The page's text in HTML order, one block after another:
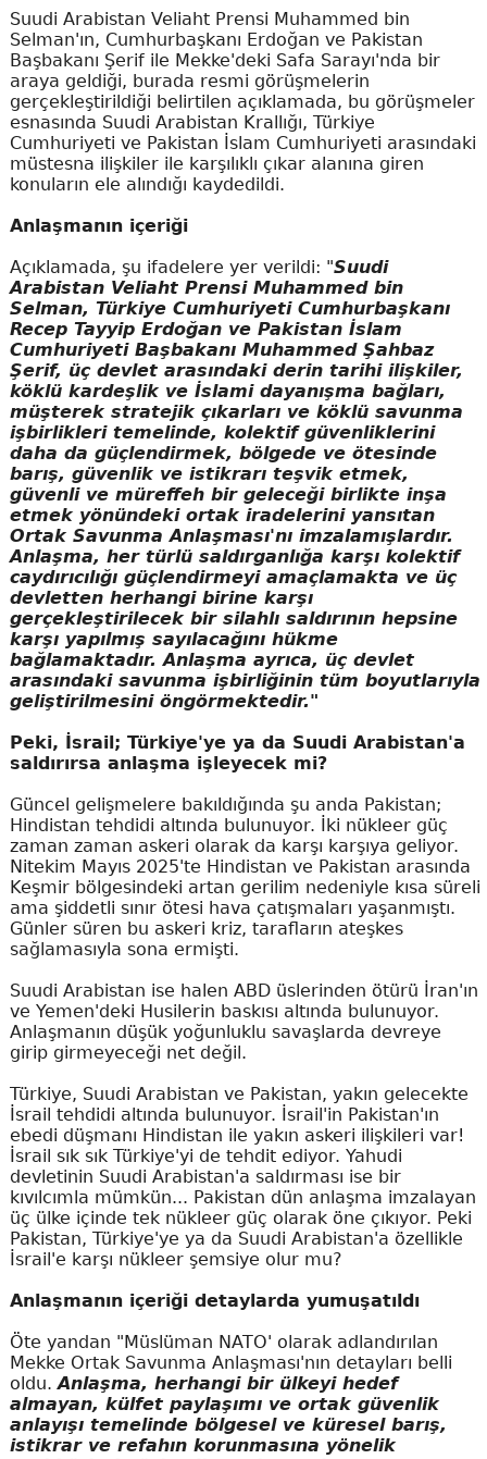
Suudi Arabistan Veliaht Prensi Muhammed bin
Selman'ın, Cumhurbaşkanı Erdoğan ve Pakistan
Başbakanı Şerif ile Mekke'deki Safa Sarayı'nda bir
araya geldiği, burada resmi görüşmelerin
gerçekleştirildiği belirtilen açıklamada, bu görüşmeler
esnasında Suudi Arabistan Krallığı, Türkiye
Cumhuriyeti ve Pakistan İslam Cumhuriyeti arasındaki
müstesna ilişkiler ile karşılıklı çıkar alanına giren
konuların ele alındığı kaydedildi.
Anlaşmanın içeriği
Açıklamada, şu ifadelere yer verildi: "Suudi
Arabistan Veliaht Prensi Muhammed bin
Selman, Türkiye Cumhuriyeti Cumhurbaşkanı
Recep Tayyip Erdoğan ve Pakistan İslam
Cumhuriyeti Başbakanı Muhammed Şahbaz
Şerif, üç devlet arasındaki derin tarihi ilişkiler,
köklü kardeşlik ve İslami dayanışma bağları,
müşterek stratejik çıkarları ve köklü savunma
işbirlikleri temelinde, kolektif güvenliklerini
daha da güçlendirmek, bölgede ve ötesinde
barış, güvenlik ve istikrarı teşvik etmek,
güvenli ve müreffeh bir geleceği birlikte inşa
etmek yönündeki ortak iradelerini yansıtan
Ortak Savunma Anlaşması'nı imzalamışlardır.
Anlaşma, her türlü saldırganlığa karşı kolektif
caydırıcılığı güçlendirmeyi amaçlamakta ve üç
devletten herhangi birine karşı
gerçekleştirilecek bir silahlı saldırının hepsine
karşı yapılmış sayılacağını hükme
bağlamaktadır. Anlaşma ayrıca, üç devlet
arasındaki savunma işbirliğinin tüm boyutlarıyla
geliştirilmesini öngörmektedir."
Peki, İsrail; Türkiye'ye ya da Suudi Arabistan'a
saldırırsa anlaşma işleyecek mi?
Güncel gelişmelere bakıldığında şu anda Pakistan;
Hindistan tehdidi altında bulunuyor. İki nükleer güç
zaman zaman askeri olarak da karşı karşıya geliyor.
Nitekim Mayıs 2025'te Hindistan ve Pakistan arasında
Keşmir bölgesindeki artan gerilim nedeniyle kısa süreli
ama şiddetli sınır ötesi hava çatışmaları yaşanmıştı.
Günler süren bu askeri kriz, tarafların ateşkes
sağlamasıyla sona ermişti.
Suudi Arabistan ise halen ABD üslerinden ötürü İran'ın
ve Yemen'deki Husilerin baskısı altında bulunuyor.
Anlaşmanın düşük yoğunluklu savaşlarda devreye
girip girmeyeceği net değil.
Türkiye, Suudi Arabistan ve Pakistan, yakın gelecekte
İsrail tehdidi altında bulunuyor. İsrail'in Pakistan'ın
ebedi düşmanı Hindistan ile yakın askeri ilişkileri var!
İsrail sık sık Türkiye'yi de tehdit ediyor. Yahudi
devletinin Suudi Arabistan'a saldırması ise bir
kıvılcımla mümkün... Pakistan dün anlaşma imzalayan
üç ülke içinde tek nükleer güç olarak öne çıkıyor. Peki
Pakistan, Türkiye'ye ya da Suudi Arabistan'a özellikle
İsrail'e karşı nükleer şemsiye olur mu?
Anlaşmanın içeriği detaylarda yumuşatıldı
Öte yandan "Müslüman NATO' olarak adlandırılan
Mekke Ortak Savunma Anlaşması'nın detayları belli
oldu.Anlaşma, herhangi bir ülkeyi hedef
almayan, külfet paylaşımı ve ortak güvenlik
anlayışı temelinde bölgesel ve küresel barış,
istikrar ve refahın korunmasına yönelik